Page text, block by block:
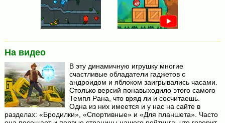
На видео
В эту динамичную игрушку многие
счастливые обладатели гаджетов с
андроидом и яблоком заигрывались часами.
Столько версий понавыходило этого самого
Темпл Рана, что вряд ли и сосчитаешь.
Одна из них имеется и у нас на сайте в
разделах: «Бродилки», «Спортивные» и «Для планшета». Часто